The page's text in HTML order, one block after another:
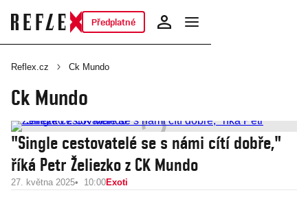
Předplatné
Reflex.cz Ck Mundo
Ck Mundo
"Single cestovatelé se s námi cítí dobře,"
říká Petr Želiezko z CK Mundo
27. května 2025 10:00Exoti